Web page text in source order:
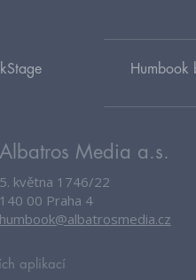
Humbook
Albatros Media a.s.
5. května 1746/22
140 00 Praha 4
humbook@albatrosmedia.cz
aplikací